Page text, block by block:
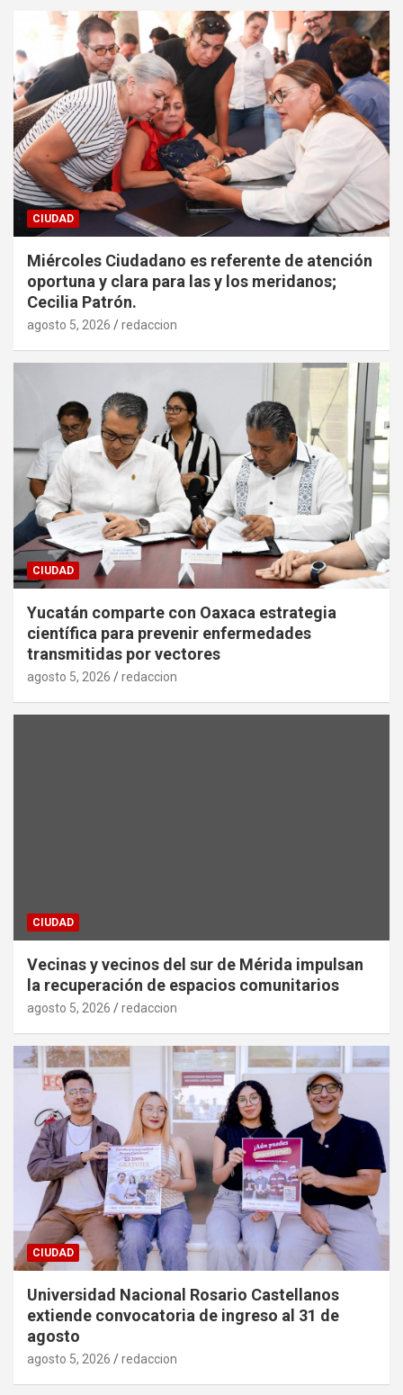
CIUDAD
Miércoles Ciudadano es referente de atención
oportuna y clara para las y los meridanos;
Cecilia Patrón.
agosto 5, 2026 redaccion
CIUDAD
Yucatán comparte con Oaxaca estrategia
científica para prevenir enfermedades
transmitidas por vectores
agosto 5, 2026 redaccion
CIUDAD
Vecinas y vecinos del sur de Mérida impulsan
la recuperación de espacios comunitarios
agosto 5, 2026 redaccion
CIUDAD
Universidad Nacional Rosario Castellanos
extiende convocatoria de ingreso al 31 de
agosto
agosto 5, 2026 redaccion